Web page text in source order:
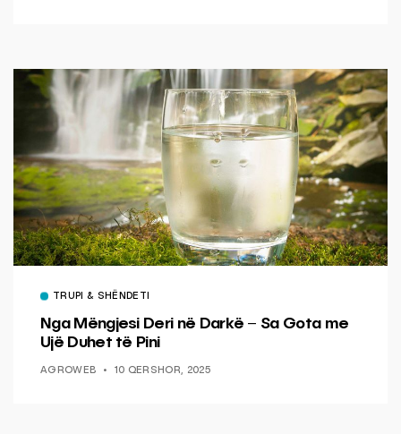
TRUPI & SHËNDETI
Nga Mëngjesi Deri në Darkë – Sa Gota me
Ujë Duhet të Pini
AGROWEB 10 QERSHOR, 2025